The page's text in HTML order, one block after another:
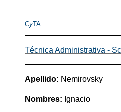
CyTA
Técnica Administrativa -
Apellido: Nemirovsky
Nombres: Ignacio